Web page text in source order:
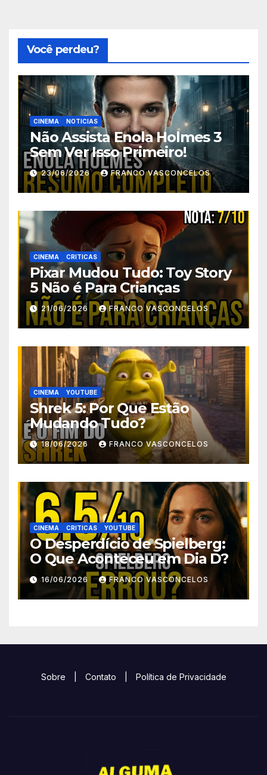
Você perdeu?
CINEMA NOTICIAS
Não Assista Enola Holmes 3
Sem Ver Isso Primeiro!
23/06/2026 FRANCO VASCONCELOS
CINEMA CRITICAS
Pixar Mudou Tudo: Toy Story
5 Não é Para Crianças
21/06/2026 FRANCO VASCONCELOS
CINEMA YOUTUBE
Shrek 5: Por Que Estão
Mudando Tudo?
18/06/2026 FRANCO VASCONCELOS
CINEMA CRITICAS YOUTUBE
O Desperdício de Spielberg:
O Que Aconteceu em Dia D?
16/06/2026 FRANCO VASCONCELOS
Sobre Contato Política de Privacidade